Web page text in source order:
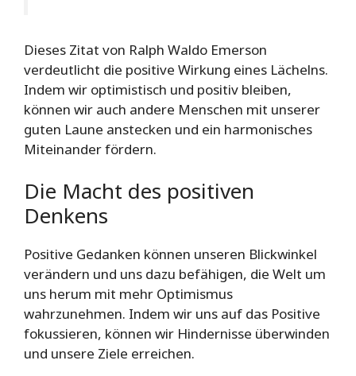
Dieses Zitat von Ralph Waldo Emerson
verdeutlicht die positive Wirkung eines Lächelns.
Indem wir optimistisch und positiv bleiben,
können wir auch andere Menschen mit unserer
guten Laune anstecken und ein harmonisches
Miteinander fördern.
Die Macht des positiven
Denkens
Positive Gedanken können unseren Blickwinkel
verändern und uns dazu befähigen, die Welt um
uns herum mit mehr Optimismus
wahrzunehmen. Indem wir uns auf das Positive
fokussieren, können wir Hindernisse überwinden
und unsere Ziele erreichen.